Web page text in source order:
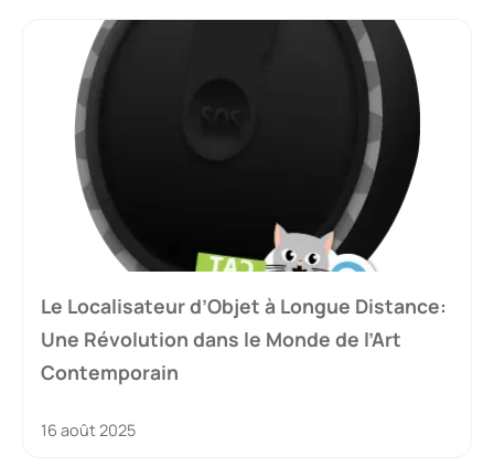
Le Localisateur d’Objet à Longue Distance:
Une Révolution dans le Monde de l’Art
Contemporain
16 août 2025